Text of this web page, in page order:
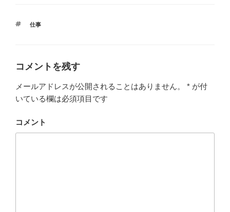
タ
仕事
コメントを残す
メールアドレスが公開されることはありません。 * が付
いている欄は必須項目です
コメント